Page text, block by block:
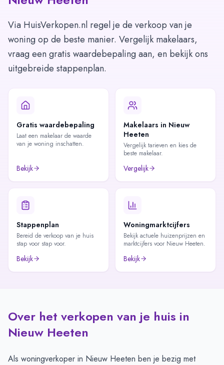
Via HuisVerkopen.nl regel je de verkoop van je
woning op de beste manier. Vergelijk makelaars,
vraag een gratis waardebepaling aan, en bekijk ons
uitgebreide stappenplan.
Gratis waardebepaling
Laat een makelaar de waarde
van je woning inschatten.
Bekijk
Makelaars in Nieuw
Heeten
Vergelijk tarieven en kies de
beste makelaar.
Vergelijk
Stappenplan
Bereid de verkoop van je huis
stap voor stap voor.
Bekijk
Woningmarktcijfers
Bekijk actuele huizenprijzen en
marktcijfers voor Nieuw Heeten.
Bekijk
Over het verkopen van je huis in
Nieuw Heeten
Als woningverkoper in Nieuw Heeten ben je bezig met